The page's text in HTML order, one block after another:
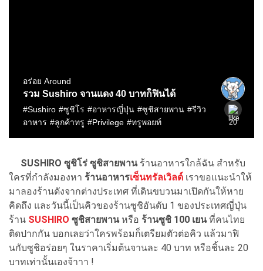
SUSHIRO ซูชิโร่ ซูชิสายพานร้านอาหารใกล้ฉัน สำหรับ
ใครที่กำลังมองหา ร้านอาหารเซ็นทรัลเวิลด์ เราขอแนะนำให้
มาลองร้านดังจากต่างประเทศ ที่เดินขบวนมาเปิดกันให้หาย
คิดถึง และวันนี้เป็นคิวของร้านซูชิอันดับ 1 ของประเทศญี่ปุ่น
ร้าน SUSHIRO ซูชิสายพานหรือ ร้านซูชิ 100 เยนที่คนไทย
ติดปากกัน บอกเลยว่าใครพร้อมก็เตรียมตัวต่อคิว แล้วมาฟิ
นกับซูชิอร่อยๆ ในราคาเริ่มต้นจานละ 40 บาท หรือชิ้นละ 20
บาทเท่านั้นเองจ้าาา !